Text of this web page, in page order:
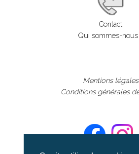
Contact
Qui sommes-nous
Mentions légales
Conditions générales